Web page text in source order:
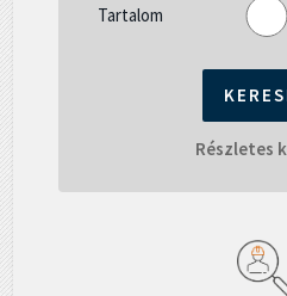
Tartalom
Részletes